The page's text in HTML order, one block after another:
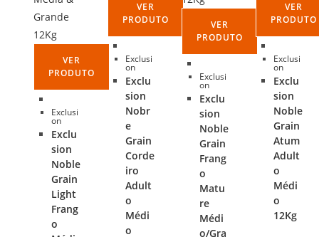
VER
PRODUTO
Exclusi
on
Exclu
sion
Noble
Grain
Light
Frang
o
VER
PRODUTO
Exclusi
on
Exclu
sion
Nobr
e
Grain
Corde
iro
Adult
o
Médi
o
VER
PRODUTO
Exclusi
on
Exclu
sion
Noble
Grain
Frang
o
Matu
re
Médi
o/Gra
VER
PRODUTO
Exclusi
on
Exclu
sion
Noble
Grain
Atum
Adult
o
Médi
o
12Kg